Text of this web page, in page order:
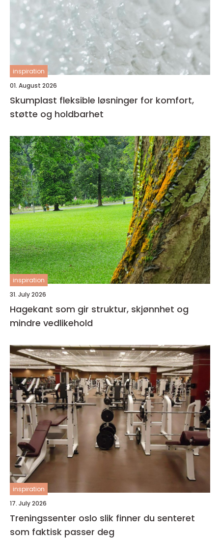
inspiration
01. August 2026
Skumplast fleksible løsninger for komfort,
støtte og holdbarhet
inspiration
31. July 2026
Hagekant som gir struktur, skjønnhet og
mindre vedlikehold
inspiration
17. July 2026
Treningssenter oslo slik finner du senteret
som faktisk passer deg